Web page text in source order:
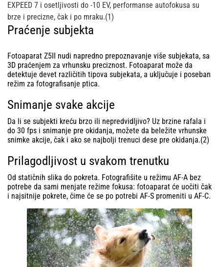
EXPEED 7 i osetljivosti do -10 EV, performanse autofokusa su
brze i precizne, čak i po mraku.(1)
Praćenje subjekta
Fotoaparat Z5II nudi napredno prepoznavanje više subjekata, sa
3D praćenjem za vrhunsku preciznost. Fotoaparat može da
detektuje devet različitih tipova subjekata, a uključuje i poseban
režim za fotografisanje ptica.
Snimanje svake akcije
Da li se subjekti kreću brzo ili nepredvidljivo? Uz brzine rafala i
do 30 fps i snimanje pre okidanja, možete da beležite vrhunske
snimke akcije, čak i ako se najbolji trenuci dese pre okidanja.(2)
Prilagodljivost u svakom trenutku
Od statičnih slika do pokreta. Fotografišite u režimu AF-A bez
potrebe da sami menjate režime fokusa: fotoaparat će uočiti čak
i najsitnije pokrete, čime će se po potrebi AF-S promeniti u AF-C.